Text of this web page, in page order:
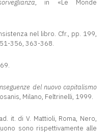
, in «Le Monde
nel libro. Cfr., pp. 199,
356, 363-368.
del nuovo capitalismo
Milano, Feltrinelli, 1999.
it. di V. Mattioli, Roma, Nero,
sono rispettivamente alle